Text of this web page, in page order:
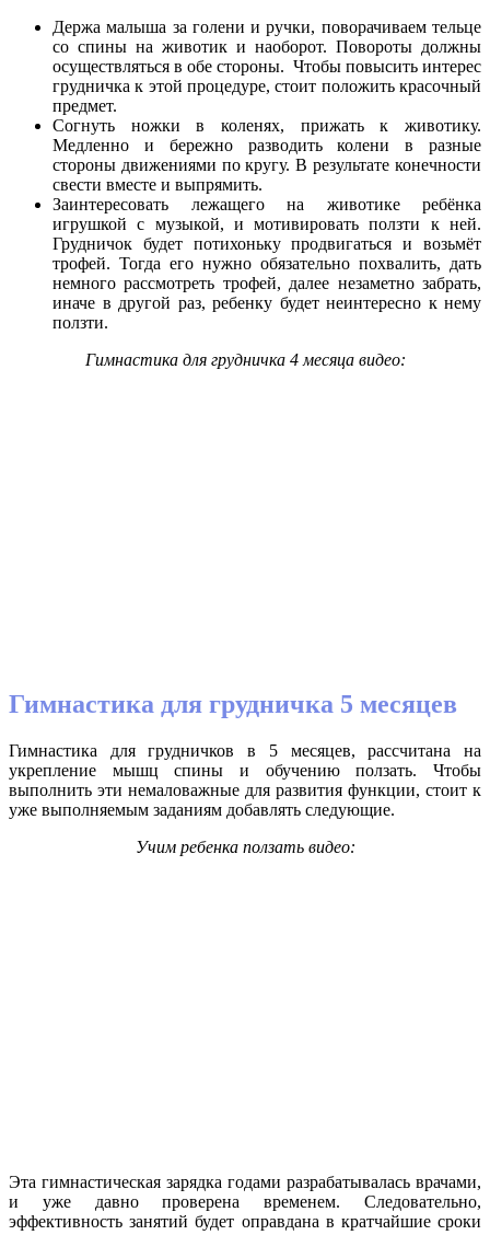
Держа малыша за голени и ручки, поворачиваем тельце
со спины на животик и наоборот. Повороты должны
осуществляться в обе стороны. Чтобы повысить интерес
грудничка к этой процедуре, стоит положить красочный
предмет.
Согнуть ножки в коленях, прижать к животику.
Медленно и бережно разводить колени в разные
стороны движениями по кругу. В результате конечности
свести вместе и выпрямить.
Заинтересовать лежащего на животике ребёнка
игрушкой с музыкой, и мотивировать ползти к ней.
Грудничок будет потихоньку продвигаться и возьмёт
трофей. Тогда его нужно обязательно похвалить, дать
немного рассмотреть трофей, далее незаметно забрать,
иначе в другой раз, ребенку будет неинтересно к нему
ползти.
Гимнастика для грудничка 4 месяца видео:
Гимнастика для грудничка 5 месяцев
Гимнастика для грудничков в 5 месяцев, рассчитана на
укрепление мышц спины и обучению ползать. Чтобы
выполнить эти немаловажные для развития функции, стоит к
уже выполняемым заданиям добавлять следующие.
Учим ребенка ползать видео:
Эта гимнастическая зарядка годами разрабатывалась врачами,
и уже давно проверена временем. Следовательно,
эффективность занятий будет оправдана в кратчайшие сроки